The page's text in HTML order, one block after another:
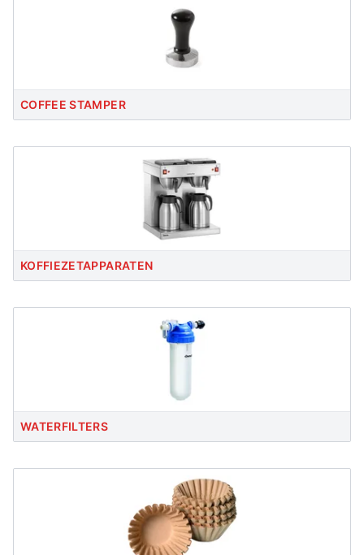
COFFEE STAMPER
KOFFIEZETAPPARATEN
WATERFILTERS